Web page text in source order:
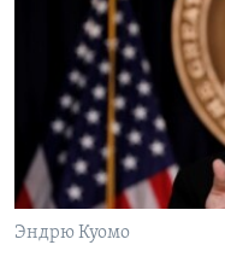
Learning English
СОЦИАЛЬНЫЕ СЕТИ
Языки
Эндрю Куомо